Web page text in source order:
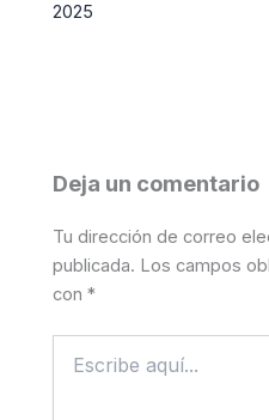
2025
Deja un comentario
Tu dirección de correo
publicada. Los campos
con*
aquí...